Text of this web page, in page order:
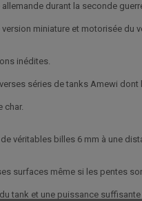
durant la seconde
miniature et motorisée du
inédites.
séries de tanks Amewi dont
char.
véritables billes 6 mm à une
surfaces même si les pentes
tank et une puissance